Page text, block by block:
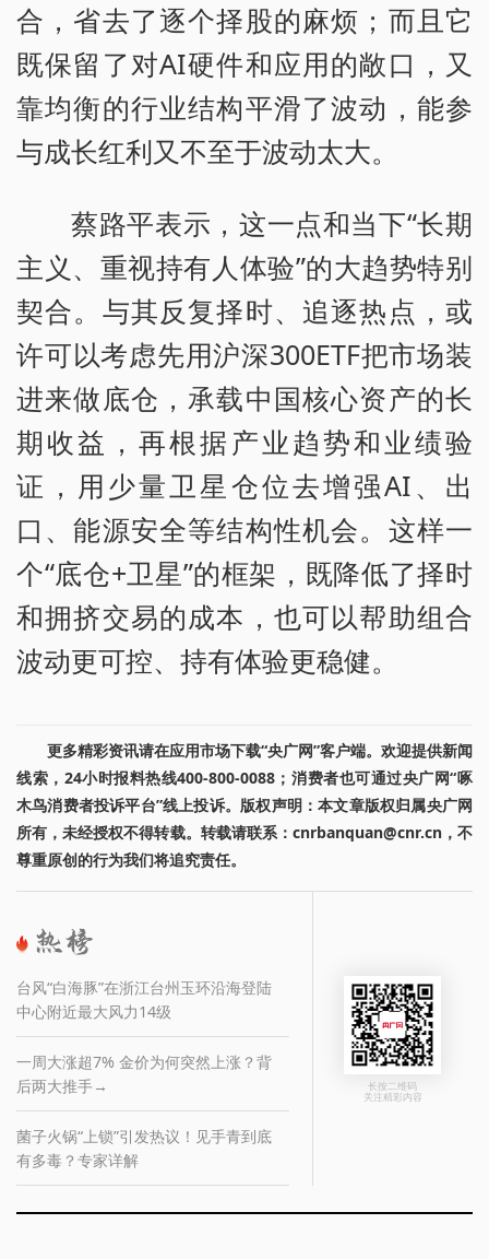
合，省去了逐个择股的麻烦；而且它
既保留了对AI硬件和应用的敞口，又
靠均衡的行业结构平滑了波动，能参
与成长红利又不至于波动太大。
蔡路平表示，这一点和当下“长期
主义、重视持有人体验”的大趋势特别
契合。与其反复择时、追逐热点，或
许可以考虑先用沪深300ETF把市场装
进来做底仓，承载中国核心资产的长
期收益，再根据产业趋势和业绩验
证，用少量卫星仓位去增强AI、出
口、能源安全等结构性机会。这样一
个“底仓+卫星”的框架，既降低了择时
和拥挤交易的成本，也可以帮助组合
波动更可控、持有体验更稳健。
更多精彩资讯请在应用市场下载“央广网”客户端。欢迎提供新闻
线索，24小时报料热线400-800-0088；消费者也可通过央广网“啄
木鸟消费者投诉平台”线上投诉。版权声明：本文章版权归属央广网
所有，未经授权不得转载。转载请联系：cnrbanquan@cnr.cn，不
尊重原创的行为我们将追究责任。
台风“白海豚”在浙江台州玉环沿海登陆
中心附近最大风力14级
一周大涨超7% 金价为何突然上涨？背
后两大推手→
菌子火锅“上锁”引发热议！见手青到底
有多毒？专家详解
长按二维码
关注精彩内容